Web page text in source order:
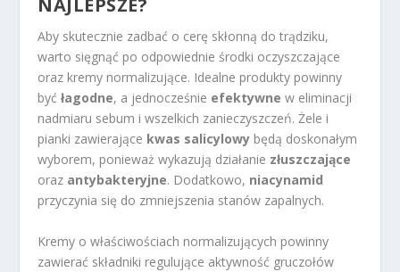
NAJLEPSZE?
Aby skutecznie zadbać o cerę skłonną do trądziku,
warto sięgnąć po odpowiednie środki oczyszczające
oraz kremy normalizujące. Idealne produkty powinny
byćłagodne, a jednocześnie efektywne w eliminacji
nadmiaru sebum i wszelkich zanieczyszczeń. Żele i
pianki zawierające kwas salicylowy będą doskonałym
wyborem, ponieważ wykazują działanie złuszczające
oraz antybakteryjne. Dodatkowo, niacynamid
przyczynia się do zmniejszenia stanów zapalnych.
Kremy o właściwościach normalizujących powinny
zawierać składniki regulujące aktywność gruczołów